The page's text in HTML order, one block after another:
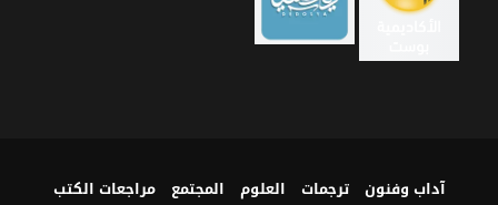
آداب وفنون ترجمات العلوم المجتمع مراجعات الكتب